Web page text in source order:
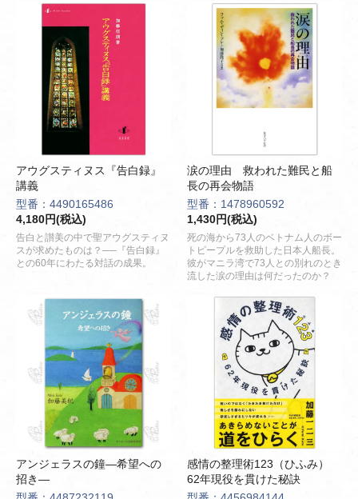
アウグスティヌス『告白録』
講義
型番：4490165486
4,180円(税込)
告白と讃美の中で聖アウグスティヌ
スが求めたものは？──『告白録』
との60年にわたる対話の成果。
涙の理由 救われた難民と船
長の再会物語
型番：1478960592
1,430円(税込)
死の海から73人のベトナム人のボー
トピープルを救助した日本人船長。
彼がマニラ湾で73人との別れのとき
流した涙の理由は何だったのか？
アンジェラスの鐘―希望への
招き―
感情の整理術123（ひふみ）
62年現役を貫けた秘訣